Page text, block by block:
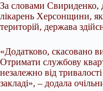
За словами Свириденко,
лікарень Херсонщини,
територій, держава
«Додатково, скасовано
Отримати службову
незалежно від
закладі», – додала